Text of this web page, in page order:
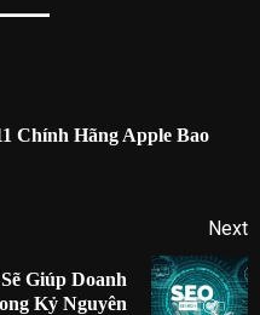
Chính Hãng Apple Bao
Next
Giúp Doanh
Kỷ Nguyên